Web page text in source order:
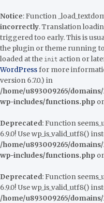
Notice: Function
incorrectly. Translation
triggered too early. This is
the plugin or theme running
loaded at the init action or
WordPressfor more
version 6.7.0.) in
/home/u893009265/
wp-includes/functions.php
Deprecated: Function
6.9.0! Use wp_is_valid_utf8()
/home/u893009265/
wp-includes/functions.php
Deprecated: Function
6.9.0! Use wp_is_valid_utf8()
/home/u893009265/